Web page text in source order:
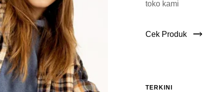
toko kami
Cek Produk
TERKINI